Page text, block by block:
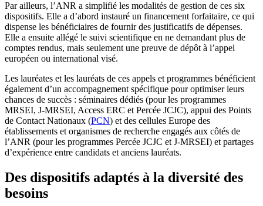
Par ailleurs, l’ANR a simplifié les modalités de gestion de ces six
dispositifs. Elle a d’abord instauré un financement forfaitaire, ce qui
dispense les bénéficiaires de fournir des justificatifs de dépenses.
Elle a ensuite allégé le suivi scientifique en ne demandant plus de
comptes rendus, mais seulement une preuve de dépôt à l’appel
européen ou international visé.
Les lauréates et les lauréats de ces appels et programmes bénéficient
également d’un accompagnement spécifique pour optimiser leurs
chances de succès : séminaires dédiés (pour les programmes
MRSEI, J-MRSEI, Access ERC et Percée JCJC), appui des Points
de Contact Nationaux (PCN) et des cellules Europe des
établissements et organismes de recherche engagés aux côtés de
l’ANR (pour les programmes Percée JCJC et J-MRSEI) et partages
d’expérience entre candidats et anciens lauréats.
Des dispositifs adaptés à la diversité des
besoins